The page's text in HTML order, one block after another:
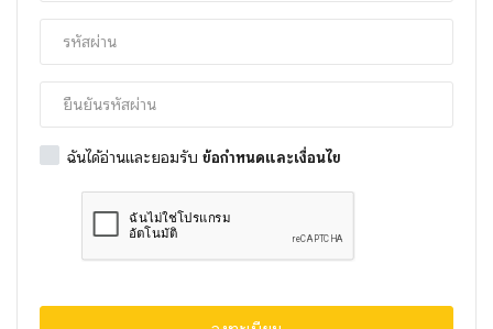
มั่งคั่งทางทรัพย์สิน
มั่งคั่งทางความรู้และทักษะ
มั่งคั่งทางสลากกินแบ่งรัฐบาล
ฉันได้อ่านและยอมรับข้อกำหนดและเงื่อนไข